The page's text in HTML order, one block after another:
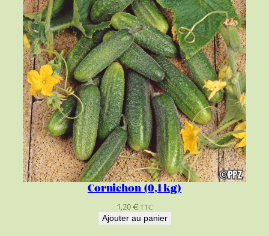
Cornichon (0,1 kg)
1,20€ TTC
Ajouter au panier